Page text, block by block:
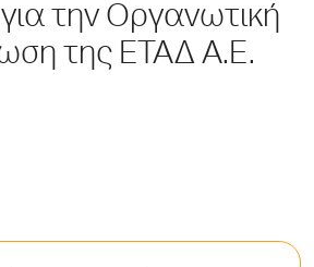
την Οργανωτική
της ΕΤΑΔ Α.Ε.